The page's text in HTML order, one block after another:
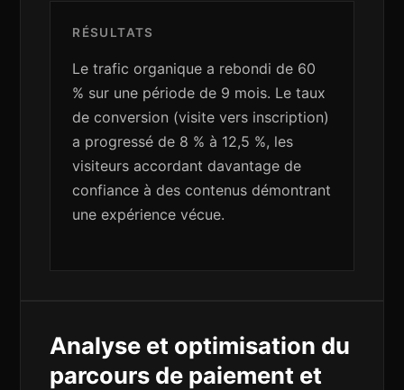
RÉSULTATS
Le trafic organique a rebondi de 60
% sur une période de 9 mois. Le taux
de conversion (visite vers inscription)
a progressé de 8 % à 12,5 %, les
visiteurs accordant davantage de
confiance à des contenus démontrant
une expérience vécue.
Analyse et optimisation du
parcours de paiement et